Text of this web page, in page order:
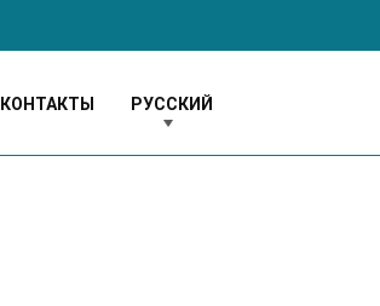
КОНТАКТЫ РУССКИЙ